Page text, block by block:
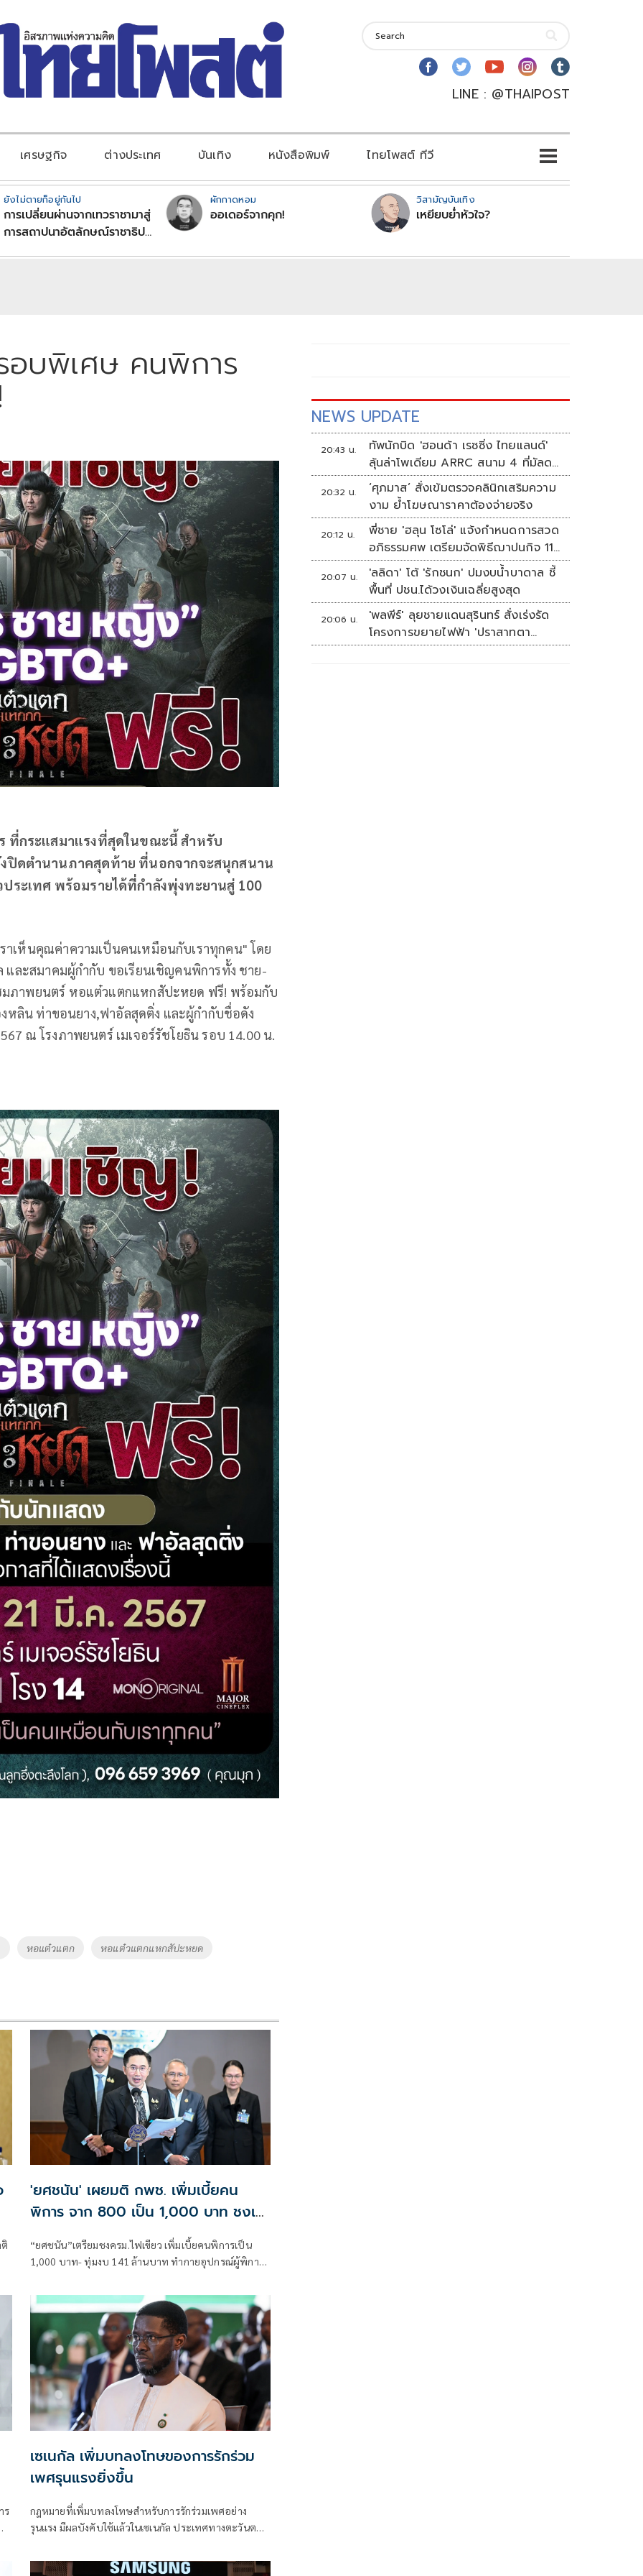
LINE : @THAIPOST
เศรษฐกิจ ต่างประเทศ บันเทิง หนังสือพิมพ์ ไทยโพสต์ ทีวี
ยังไม่ตายก็อยู่กันไป
การเปลี่ยนผ่านจากเทวราชามาสู่
การสถาปนาอัตลักษณ์ราชาธิป
ผักกาดหอม
ออเดอร์จากคุก!
วิสามัญบันเทิง
เหยียบย่ำหัวใจ?
อบพิเศษ คนพิการ
ที่กระแสมาแรงที่สุดในขณะนี้ สำหรับ
ดตำนานภาคสุดท้าย ที่นอกจากจะสนุกสนาน
ระเทศ พร้อมรายได้ที่กำลังพุ่งทะยานสู่ 100
าเห็นคุณค่าความเป็นคนเหมือนกับเราทุกคน" โดย
และสมาคมผู้กำกับ ขอเรียนเชิญคนพิการทั้ง ชาย-
มภาพยนตร์ หอแต๋วแตกแหกสัปะหยด ฟรี! พร้อมกับ
หลิน ท่าขอนยาง,ฟาอัลสุดติ่ง และผู้กำกับชื่อดัง
ณ โรงภาพยนตร์ เมเจอร์รัชโยธิน รอบ 14.00 น.
หอแต๋วแตก หอแต๋วแตกแหกสัปะหยด
'ยศชนัน' เผยมติ กพช. เพิ่มเบี้ยคน
พิการ จาก 800 เป็น 1,000 บาท ชงเข้า
“ยศชนัน”เตรียมชงครม.ไฟเขียว เพิ่มเบี้ยคนพิการเป็น
1,000 บาท- ทุ่มงบ 141 ล้านบาท ทำกายอุปกรณ์ผู้พิการ
ร
เซเนกัล เพิ่มบทลงโทษของการรักร่วม
เพศรุนแรงยิ่งขึ้น
กฎหมายที่เพิ่มบทลงโทษสำหรับการรักร่วมเพศอย่าง
รุนแรง มีผลบังคับใช้แล้วในเซเนกัล ประเทศทางตะวันตก
NEWS UPDATE
20:43 น.
ทัพนักบิด 'ฮอนด้า เรซซิ่ง ไทยแลนด์'
ลุ้นล่าโพเดียม ARRC สนาม 4 ที่มัลดา
ลิกา
20:32 น.
‘ศุภมาส’ สั่งเข้มตรวจคลินิกเสริมความ
งาม ย้ำโฆษณาราคาต้องจ่ายจริง
20:12 น.
พี่ชาย 'ฮลุน โซโล่' แจ้งกำหนดการสวด
อภิธรรมศพ เตรียมจัดพิธีฌาปนกิจ 11
ส.ค.
20:07 น.
'ลลิดา' โต้ 'รักชนก' ปมงบน้ำบาดาล ชี้
พื้นที่ ปชน.ได้วงเงินเฉลี่ยสูงสุด
20:06 น.
'พลพีร์' ลุยชายแดนสุรินทร์ สั่งเร่งรัด
โครงการขยายไฟฟ้า 'ปราสาทตา
ควาย-เนิน 350'